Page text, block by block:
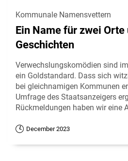
Kommunale Namensvettern
Ein Name für zwei Orte
Geschichten
Verwechslungskomödien sind
ein Goldstandard. Dass sich
bei gleichnamigen Kommunen
Umfrage des Staatsanzeigers
Rückmeldungen haben wir eine
December 2023